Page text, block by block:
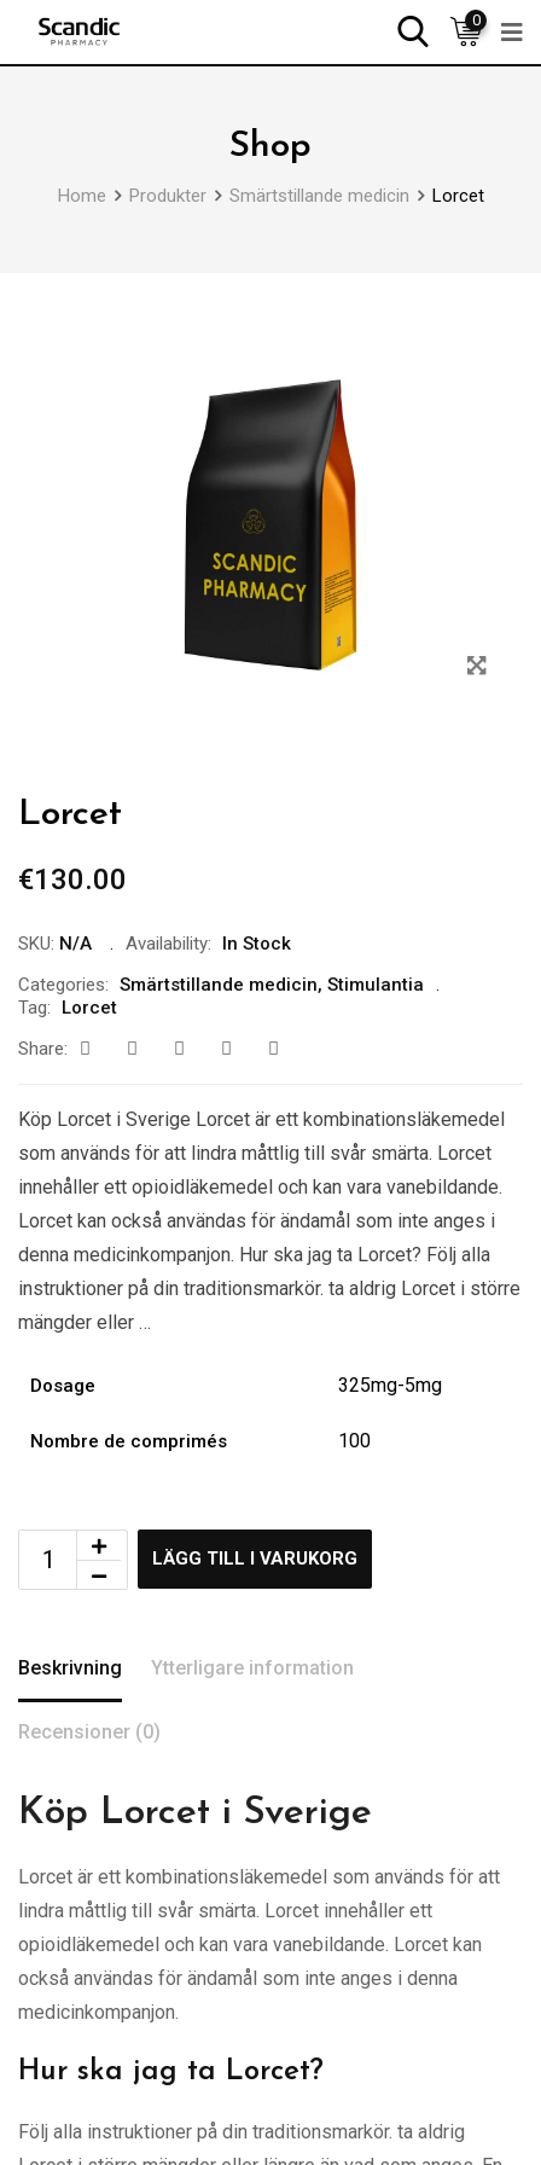
0
Shop
Home Produkter Smärtstillande medicin Lorcet
Lorcet
€130.00
SKU: N/A Availability:
In Stock
Categories: Smärtstillande medicin, Stimulantia
Tag:
Lorcet
Share:
Köp Lorcet i Sverige Lorcet är ett kombinationsläkemedel
som används för att lindra måttlig till svår smärta. Lorcet
innehåller ett opioidläkemedel och kan vara vanebildande.
Lorcet kan också användas för ändamål som inte anges i
denna medicinkompanjon. Hur ska jag ta Lorcet? Följ alla
instruktioner på din traditionsmarkör. ta aldrig Lorcet i större
mängder eller …
Dosage 325mg-5mg
Nombre de comprimés 100
LÄGG TILL I VARUKORG
Beskrivning Ytterligare information
Recensioner (0)
Köp Lorcet i Sverige
Lorcet är ett kombinationsläkemedel som används för att
lindra måttlig till svår smärta. Lorcet innehåller ett
opioidläkemedel och kan vara vanebildande. Lorcet kan
också användas för ändamål som inte anges i denna
medicinkompanjon.
Hur ska jag ta Lorcet?
Följ alla instruktioner på din traditionsmarkör. ta aldrig